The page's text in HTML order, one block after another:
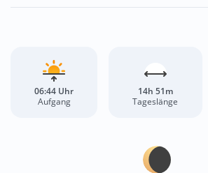
06:44 Uhr
Aufgang
14h 51m
Tageslänge